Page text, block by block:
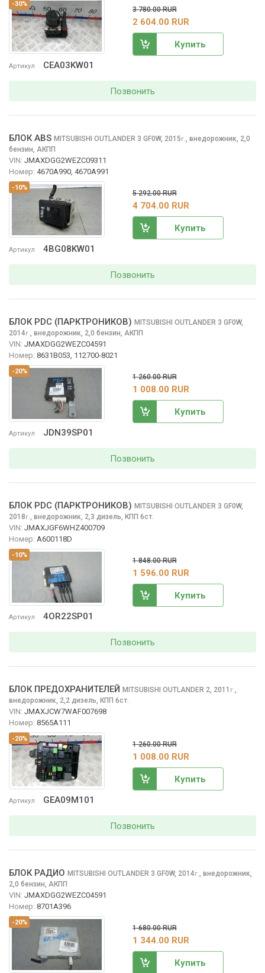
-30%
Артикул CEA03KW01
3 780.00 RUR
2 604.00 RUR
Купить
Позвонить
-10%
Артикул 4BG08KW01
БЛОК ABS MITSUBISHI OUTLANDER 3 GF0W, 2015г. внедорожник, 2,0
бензин, АКПП
VIN: JMAXDGG2WEZC09311
Номер: 4670A990, 4670A991
5 292.00 RUR
4 704.00 RUR
Купить
Позвонить
-20%
Артикул JDN39SP01
БЛОК PDC (ПАРКТРОНИКОВ) MITSUBISHI OUTLANDER 3 GF0W,
2014г. внедорожник, 2,0 бензин, АКПП
VIN: JMAXDGG2WEZC04591
Номер: 8631B053, 112700-8021
1 260.00 RUR
1 008.00 RUR
Купить
Позвонить
-10%
Артикул 4OR22SP01
БЛОК PDC (ПАРКТРОНИКОВ) MITSUBISHI OUTLANDER 3 GF0W,
2018г. внедорожник, 2,3 дизель, КПП 6ст.
VIN: JMAXJGF6WHZ400709
Номер: A600118D
1 848.00 RUR
1 596.00 RUR
Купить
Позвонить
-20%
Артикул GEA09M101
БЛОК ПРЕДОХРАНИТЕЛЕЙ MITSUBISHI OUTLANDER 2, 2011 г.,
внедорожник, 2,2 дизель, КПП 6ст.
VIN: JMAXJCW7WAF007698
Номер: 8565A111
1 260.00 RUR
1 008.00 RUR
Купить
Позвонить
-20%
БЛОК РАДИО MITSUBISHI OUTLANDER 3 GF0W, 2014г., внедорожник,
2,0 бензин, АКПП
VIN: JMAXDGG2WEZC04591
Номер: 8701A396
1 680.00 RUR
1 344.00 RUR
Купить